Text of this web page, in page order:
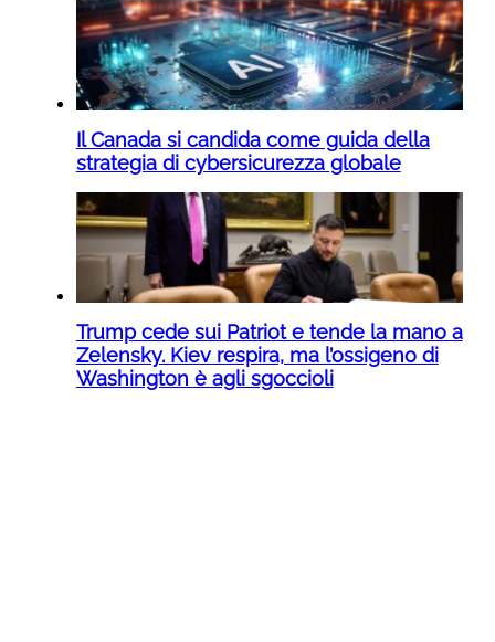
Il Canada si candida come guida della
strategia di cybersicurezza globale
Trump cede sui Patriot e tende la mano a
Zelensky. Kiev respira, ma l’ossigeno di
Washington è agli sgoccioli